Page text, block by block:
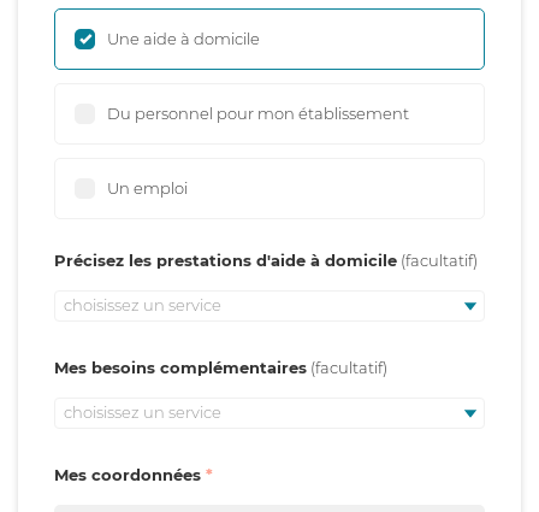
Une aide à domicile
Du personnel pour mon établissement
Un emploi
Précisez les prestations d'aide à domicile
choisissez un service
Mes besoins complémentaires
choisissez un service
Mes coordonnées